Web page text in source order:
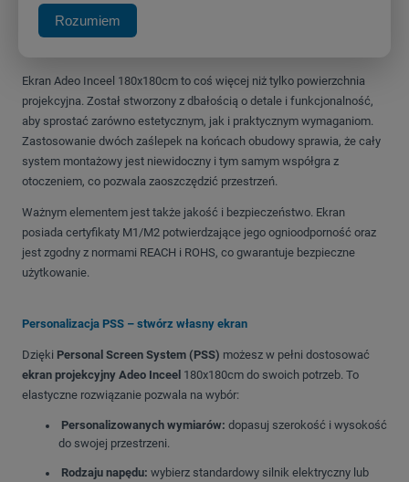
wysokości do 1 metra
Ekran Adeo Inceel 180x180cm to coś więcej niż tylko powierzchnia
projekcyjna. Został stworzony z dbałością o detale i funkcjonalność,
aby sprostać zarówno estetycznym, jak i praktycznym wymaganiom.
Zastosowanie dwóch zaślepek na końcach obudowy sprawia, że cały
system montażowy jest niewidoczny i tym samym współgra z
otoczeniem, co pozwala zaoszczędzić przestrzeń.
Ważnym elementem jest także jakość i bezpieczeństwo. Ekran
posiada certyfikaty M1/M2 potwierdzające jego ognioodporność oraz
jest zgodny z normami REACH i ROHS, co gwarantuje bezpieczne
użytkowanie.
Personalizacja PSS – stwórz własny ekran
Dzięki Personal Screen System (PSS) możesz w pełni dostosować
ekran projekcyjny Adeo Inceel 180x180cm do swoich potrzeb. To
elastyczne rozwiązanie pozwala na wybór:
Personalizowanych wymiarów: dopasuj szerokość i wysokość
do swojej przestrzeni.
Rodzaju napędu: wybierz standardowy silnik elektryczny lub
Rozumiem